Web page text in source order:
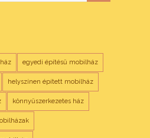
egyedi építésű mobilház
helyszínen épített mobilház
könnyűszerkezetes ház